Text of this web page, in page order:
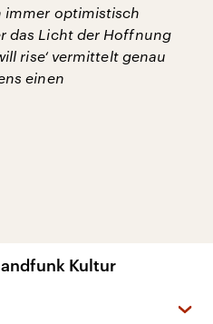
immer optimistisch
das Licht der Hoffnung
rise‘ vermittelt genau
einen
Kultur